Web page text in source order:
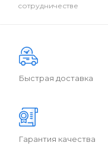
сотрудничестве
Быстрая доставка
Гарантия качества